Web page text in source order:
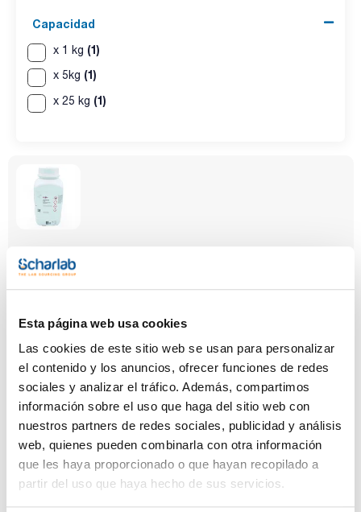
Esta página web usa cookies
Las cookies de este sitio web se usan para personalizar
el contenido y los anuncios, ofrecer funciones de redes
sociales y analizar el tráfico. Además, compartimos
información sobre el uso que haga del sitio web con
nuestros partners de redes sociales, publicidad y análisis
web, quienes pueden combinarla con otra información
que les haya proporcionado o que hayan recopilado a
partir del uso que haya hecho de sus servicios.
Capacidad
x 1 kg (1)
x 5kg (1)
x 25 kg (1)
Capacidad
x 1 kg
de plástico
Disponibilidad
Ver stock
Capacidad
x 5kg